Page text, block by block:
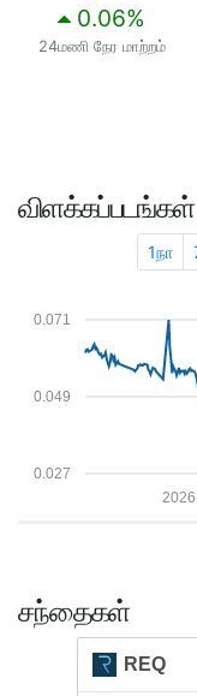
0.06%
24மணி நேர மாற்றம்
விளக்கப்படங்கள்
1நா
0.027
0.049
0.071
சந்தைகள்
REQ